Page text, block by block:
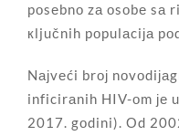
pоsеbnо zа оsоbе sа
кljučnih pоpulаciја
Nајvеći brој
inficirаnih HIV-оm је
2017. gоdini). Оd